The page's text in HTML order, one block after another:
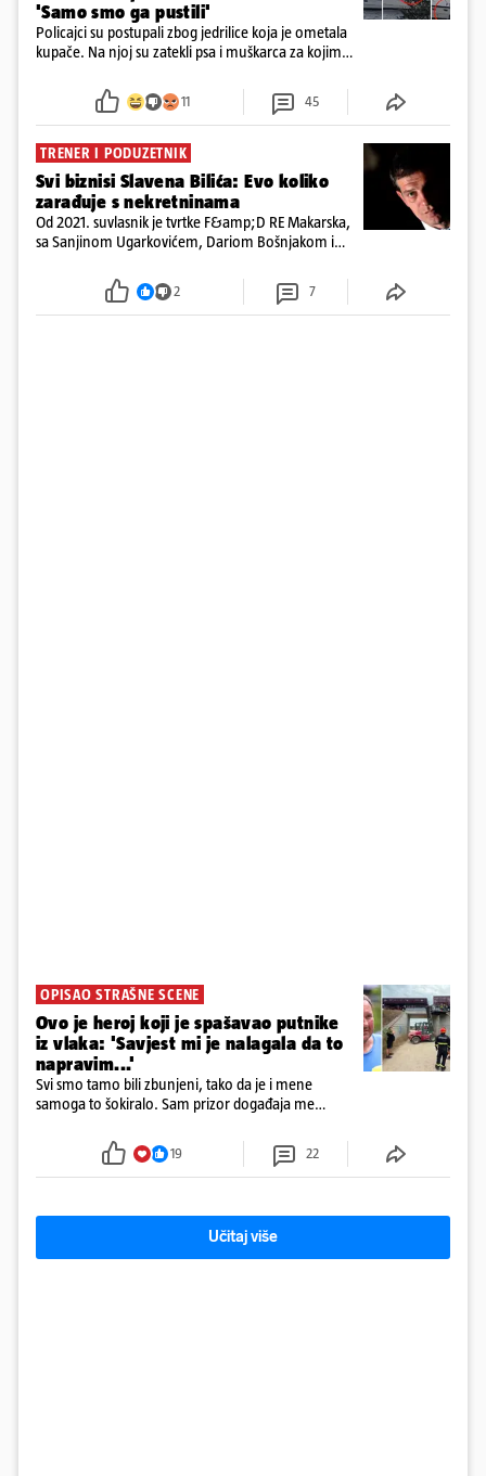
'Samo smo ga pustili'
Policajci su postupali zbog jedrilice koja je ometala
kupače. Na njoj su zatekli psa i muškarca za kojim
ga uhitili, a psa je preuzeo komunalni redar
11 45
TRENER I PODUZETNIK
Svi biznisi Slavena Bilića: Evo koliko
zarađuje s nekretninama
Od 2021. suvlasnik je tvrtke F&amp;D RE Makarska,
sa Sanjinom Ugarkovićem, Dariom Bošnjakom i
poslovanje nekretninama, a od osnutka nema
2 7
OPISAO STRAŠNE SCENE
Ovo je heroj koji je spašavao putnike
iz vlaka: 'Savjest mi je nalagala da to
napravim...'
Svi smo tamo bili zbunjeni, tako da je i mene
samoga to šokiralo. Sam prizor događaja me
19 22
Učitaj više